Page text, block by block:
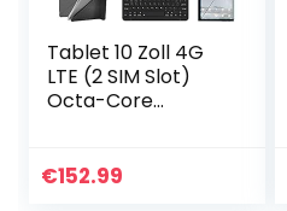
Tablet 10 Zoll 4G
LTE (2 SIM Slot)
Octa-Core
ROM 128GB
€152.99